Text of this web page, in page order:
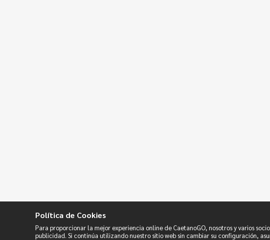
Política de Cookies
Para proporcionar la mejor experiencia online de CaetanoGO, nosotros y varios
publicidad. Si continúa utilizando nuestro sitio web sin cambiar su configuración,